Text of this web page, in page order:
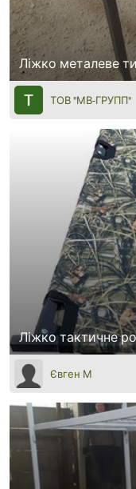
Ліжко металеве
ТОВ "МВ-ГРУПП"
Ліжко тактичне
Євген М